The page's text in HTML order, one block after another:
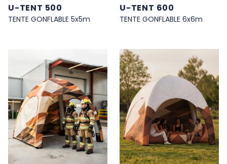
U-TENT 500
TENTE GONFLABLE 5x5m
U-TENT 600
TENTE GONFLABLE 6x6m